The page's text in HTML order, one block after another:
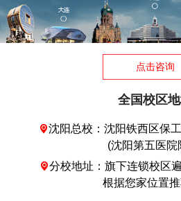
点击咨询
全国校区
沈阳总校：沈阳铁西区保
(沈阳第五医院
分校地址：旗下连锁校区
根据您家位置推荐